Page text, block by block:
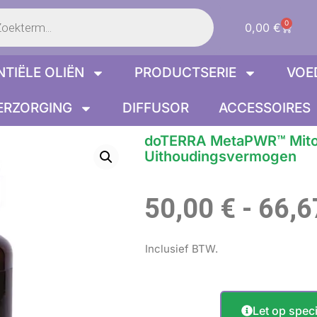
0,00 € 0
OLIËN PRODUCTSERIE
DIFFUSOR ACCESSOIRES
doTERRA MetaPWR™
Uithoudingsvermogen
50,00 € -
Inclusief BTW.
Let op